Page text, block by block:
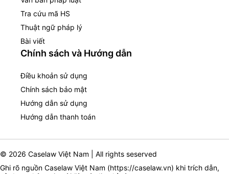
Tra cứu mã HS
Thuật ngữ pháp lý
Bài viết
Chính sách và Hướng dẫn
Điều khoản sử dụng
Chính sách bảo mật
Hướng dẫn sử dụng
Hướng dẫn thanh toán
© 2026 Caselaw Việt Nam | All rights seserved
Ghi rõ nguồn Caselaw Việt Nam (https://caselaw.vn) khi trích dẫn,